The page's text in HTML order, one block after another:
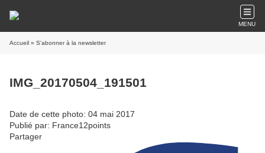
MENU
Accueil » S'abonner à la newsletter
IMG_20170504_191501
Date de cette photo: 04 mai 2017
Publié par: France12points
Partager